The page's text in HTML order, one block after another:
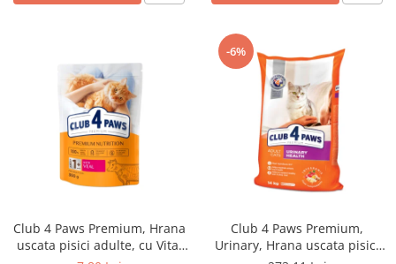
Club 4 Paws Premium, Hrana
uscata pisici adulte, cu Vita,
-6%
Club 4 Paws Premium,
Urinary, Hrana uscata pisici